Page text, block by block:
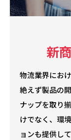
新
物流業界にお
絶えず製品の
ナップを取り
けでなく、環
ョンも提供し